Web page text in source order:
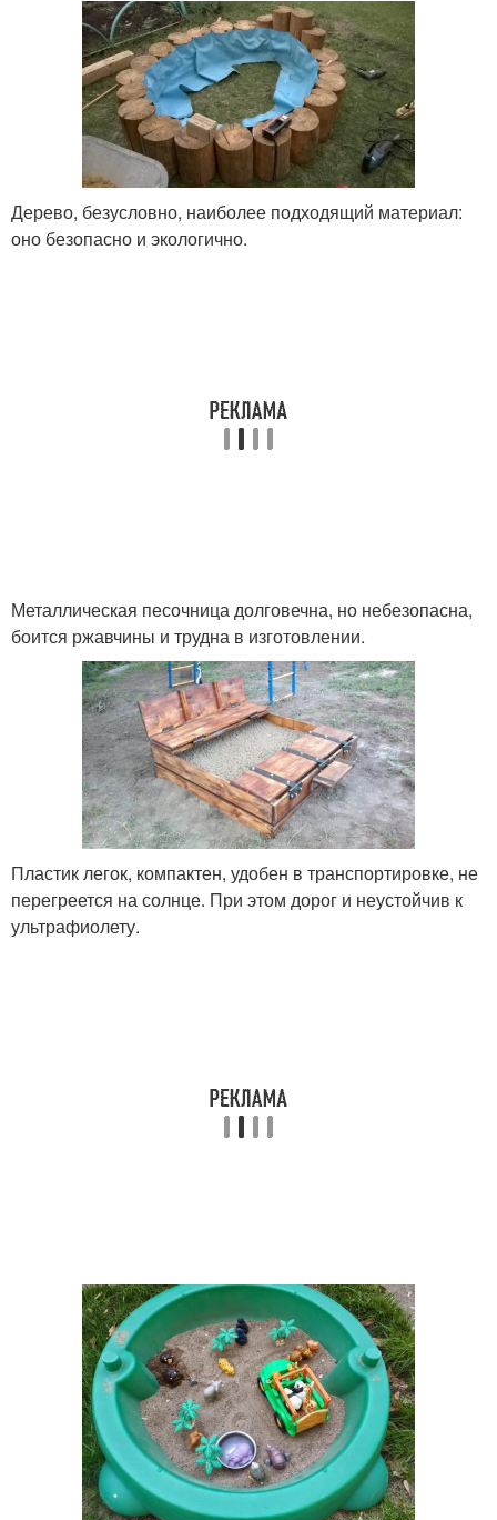
Дерево, безусловно, наиболее подходящий материал:
оно безопасно и экологично.
Металлическая песочница долговечна, но небезопасна,
боится ржавчины и трудна в изготовлении.
Пластик легок, компактен, удобен в транспортировке, не
перегреется на солнце. При этом дорог и неустойчив к
ультрафиолету.